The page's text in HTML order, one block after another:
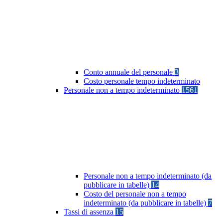
Conto annuale del personale 3
Costo personale tempo indeterminato
Personale non a tempo indeterminato 1561
Personale non a tempo indeterminato (da
pubblicare in tabelle) 14
Costo del personale non a tempo
indeterminato (da pubblicare in tabelle) 7
Tassi di assenza 15